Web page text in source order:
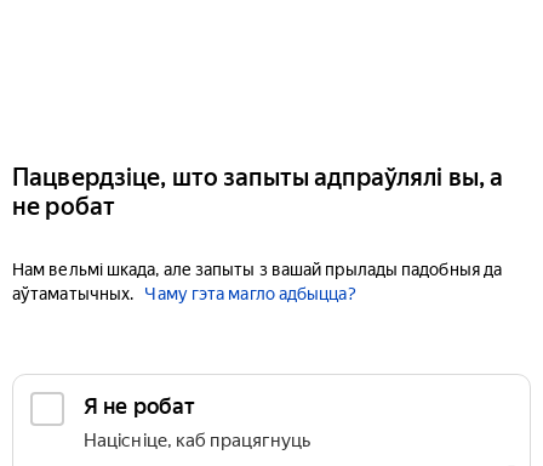
Пацвердзіце, што запыты адпраўлялі вы, а
не робат
Нам вельмі шкада, але запыты з вашай прылады падобныя да
аўтаматычных.
Чаму гэта магло адбыцца?
Я не робат
Націсніце, каб працягнуць